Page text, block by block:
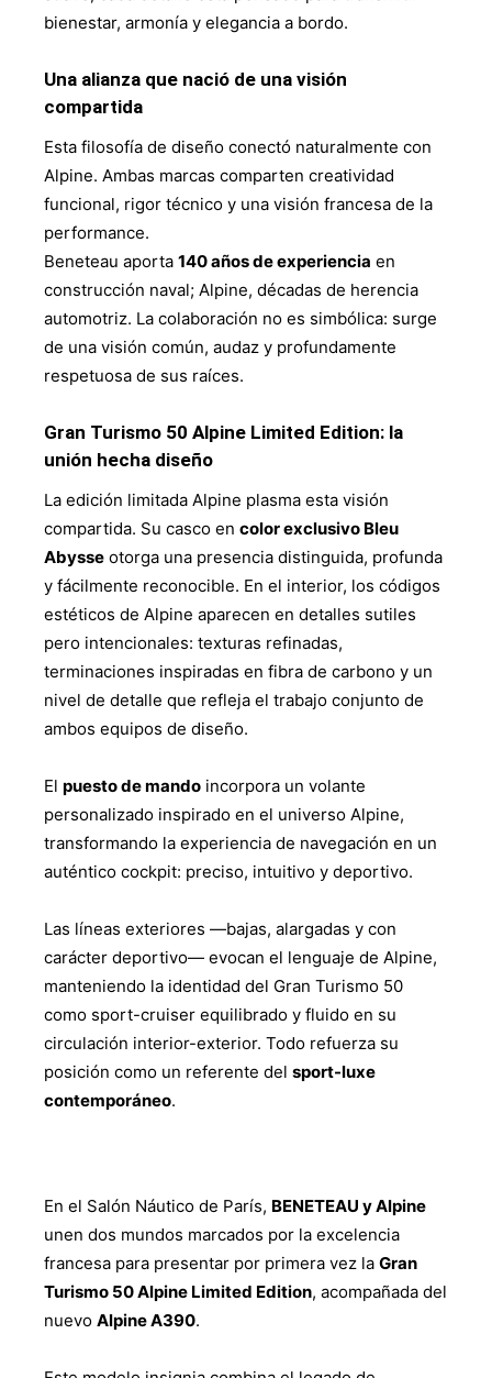
bienestar, armonía y elegancia a bordo.
Una alianza que nació de una visión
compartida
Esta filosofía de diseño conectó naturalmente con
Alpine. Ambas marcas comparten creatividad
funcional, rigor técnico y una visión francesa de la
performance.
Beneteau aporta 140 años de experiencia en
construcción naval; Alpine, décadas de herencia
automotriz. La colaboración no es simbólica: surge
de una visión común, audaz y profundamente
respetuosa de sus raíces.
Gran Turismo 50 Alpine Limited Edition: la
unión hecha diseño
La edición limitada Alpine plasma esta visión
compartida. Su casco en color exclusivo Bleu
Abysse otorga una presencia distinguida, profunda
y fácilmente reconocible. En el interior, los códigos
estéticos de Alpine aparecen en detalles sutiles
pero intencionales: texturas refinadas,
terminaciones inspiradas en fibra de carbono y un
nivel de detalle que refleja el trabajo conjunto de
ambos equipos de diseño.
El puesto de mando incorpora un volante
personalizado inspirado en el universo Alpine,
transformando la experiencia de navegación en un
auténtico cockpit: preciso, intuitivo y deportivo.
Las líneas exteriores —bajas, alargadas y con
carácter deportivo— evocan el lenguaje de Alpine,
manteniendo la identidad del Gran Turismo 50
como sport-cruiser equilibrado y fluido en su
circulación interior-exterior. Todo refuerza su
posición como un referente del sport-luxe
contemporáneo.
En el Salón Náutico de París, BENETEAU y Alpine
unen dos mundos marcados por la excelencia
francesa para presentar por primera vez la Gran
Turismo 50 Alpine Limited Edition, acompañada del
nuevo Alpine A390.